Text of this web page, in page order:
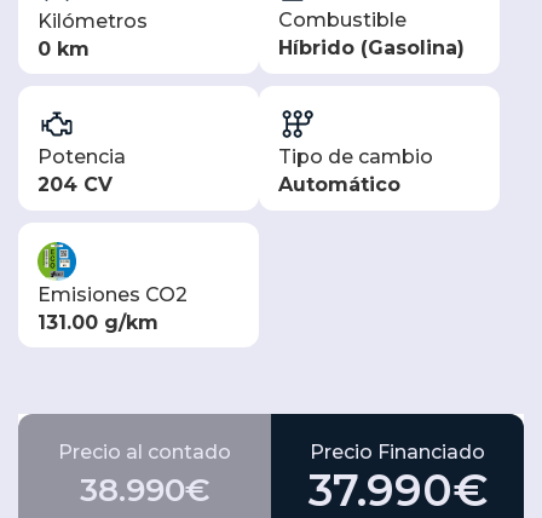
Kilómetros
0 km
Combustible
Híbrido (Gasolina)
Potencia
204 CV
Tipo de cambio
Automático
Emisiones CO2
131.00 g/km
Precio al contado
38.990€
Precio Financiado
37.990€